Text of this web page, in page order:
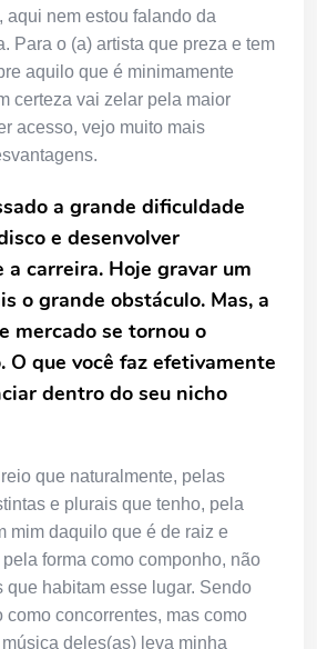
aqui nem estou falando da
Para o (a) artista que preza e tem
aquilo que é minimamente
certeza vai zelar pela maior
acesso, vejo muito mais
a grande dificuldade
e desenvolver
carreira. Hoje gravar um
o grande obstáculo. Mas, a
mercado se tornou o
O que você faz efetivamente
dentro do seu nicho
que naturalmente, pelas
e plurais que tenho, pela
mim daquilo que é de raiz e
forma como componho, não
que habitam esse lugar. Sendo
como concorrentes, mas como
deles(as) leva minha